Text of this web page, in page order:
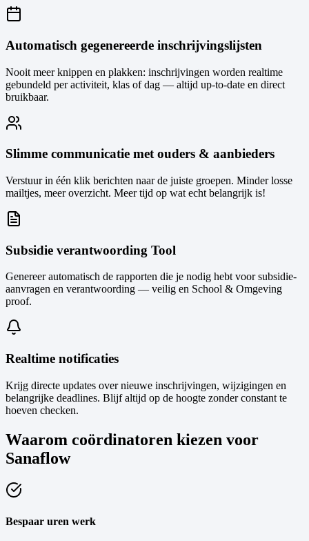
Automatisch gegenereerde inschrijvingslijsten
Nooit meer knippen en plakken: inschrijvingen worden realtime
gebundeld per activiteit, klas of dag — altijd up-to-date en direct
bruikbaar.
Slimme communicatie met ouders & aanbieders
Verstuur in één klik berichten naar de juiste groepen. Minder losse
mailtjes, meer overzicht. Meer tijd op wat echt belangrijk is!
Subsidie verantwoording Tool
Genereer automatisch de rapporten die je nodig hebt voor subsidie-
aanvragen en verantwoording — veilig en School & Omgeving
proof.
Realtime notificaties
Krijg directe updates over nieuwe inschrijvingen, wijzigingen en
belangrijke deadlines. Blijf altijd op de hoogte zonder constant te
hoeven checken.
Waarom coördinatoren kiezen voor
Sanaflow
Bespaar uren werk